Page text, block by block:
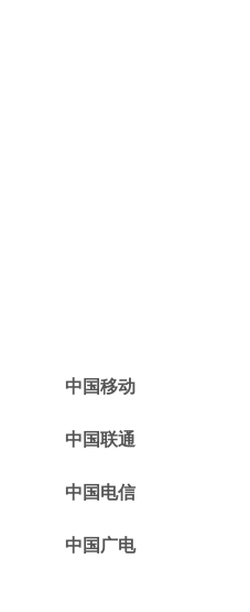
中国移动
中国联通
中国电信
中国广电